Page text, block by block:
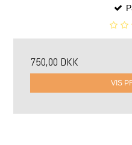
750,00 DKK
VIS